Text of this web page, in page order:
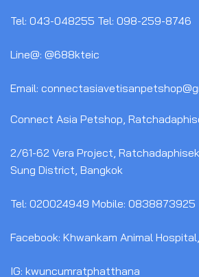
Tel: 043-048255 Tel: 098-259-8746
Line@: @688kteic
Email:
Connect Asia Petshop,
2/61-62 Vera Project,
Sung District, Bangkok
Tel: 020024949 Mobile: 0838873925
Facebook: Khwankam Animal
IG: kwuncumratphatthana